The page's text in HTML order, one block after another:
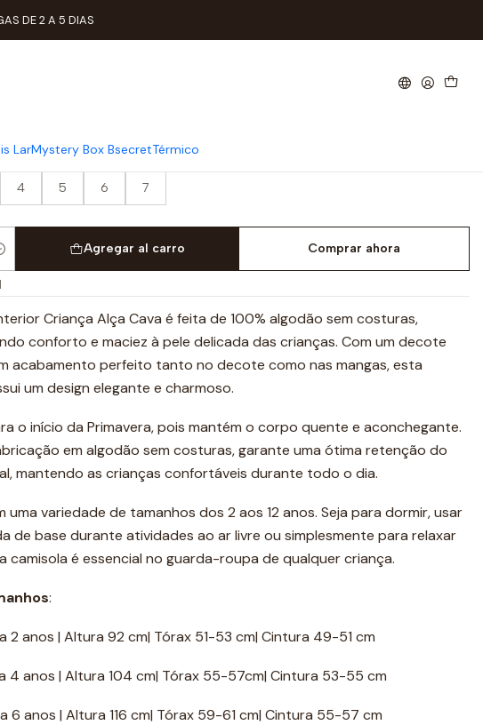
LarMystery Box BsecretTérmico
DE 2 A 5 DIAS
Alça Cava
4 5 6 7
Agregar al carro Comprar ahora
Criança Alça Cava é feita de 100% algodão sem costuras,
conforto e maciez à pele delicada das crianças. Com um decote
acabamento perfeito tanto no decote como nas mangas, esta
um design elegante e charmoso.
o início da Primavera, pois mantém o corpo quente e aconchegante.
em algodão sem costuras, garante uma ótima retenção do
mantendo as crianças confortáveis durante todo o dia.
uma variedade de tamanhos dos 2 aos 12 anos. Seja para dormir, usar
de base durante atividades ao ar livre ou simplesmente para relaxar
camisola é essencial no guarda-roupa de qualquer criança.
:
2 anos | Altura 92 cm| Tórax 51-53 cm| Cintura 49-51 cm
4 anos | Altura 104 cm| Tórax 55-57cm| Cintura 53-55 cm
6 anos | Altura 116 cm| Tórax 59-61 cm| Cintura 55-57 cm